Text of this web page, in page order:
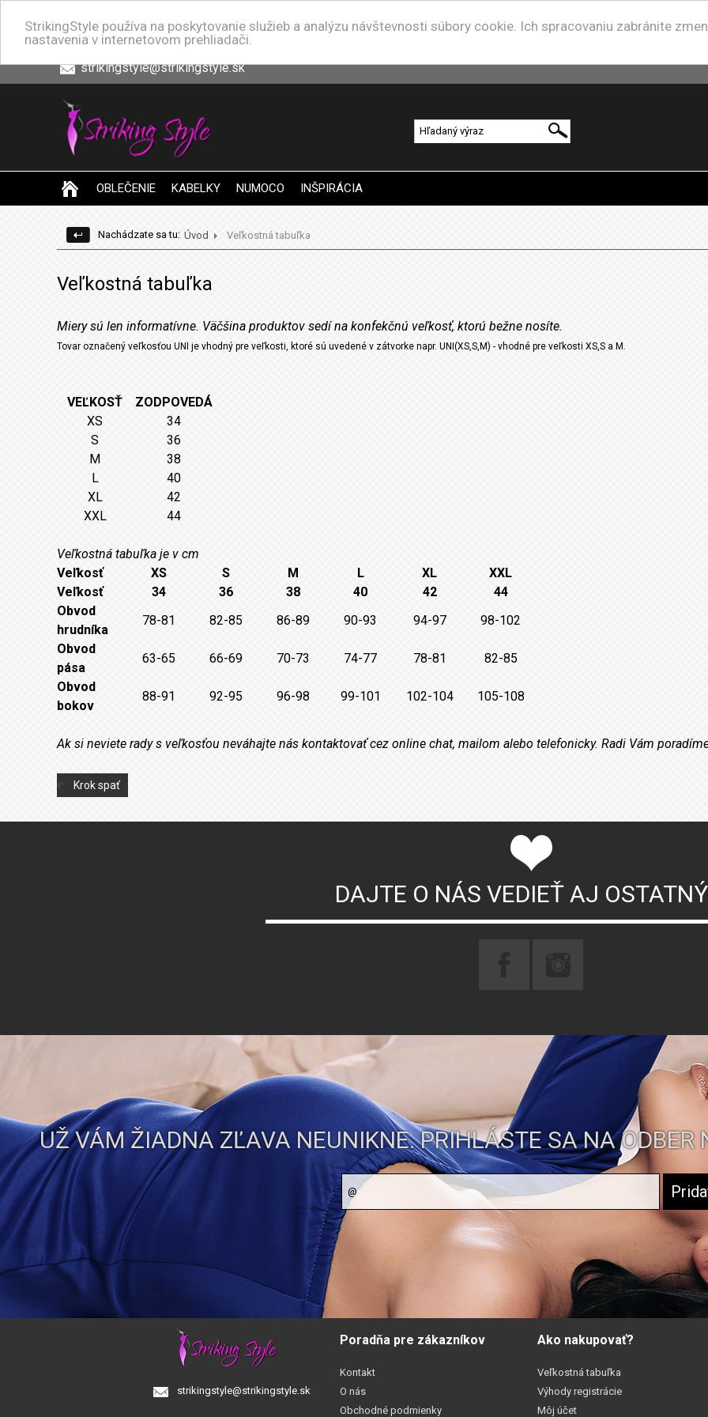
StrikingStyle používa na poskytovanie služieb a analýzu návštevnosti súbory cookie. Ich spracovaniu zabránite
nastavenia v internetovom prehliadači.
strikingstyle@strikingstyle.sk
OBLEČENIE KABELKY NUMOCO INŠPIRÁCIA
Nachádzate sa tu: Úvod Veľkostná tabuľka
Veľkostná tabuľka
Miery sú len informatívne. Väčšina produktov sedí na konfekčnú veľkosť, ktorú bežne nosíte.
Tovar označený veľkosťou UNI je vhodný pre veľkosti, ktoré sú uvedené v zátvorke napr. UNI(XS,S,M) - vhodné pre veľkosti XS,S a M.
VEĽKOSŤ
ZODPOVEDÁ
XS
34
S
36
M
38
L
40
XL
42
XXL
44
Veľkostná tabuľka je v cm
Veľkosť
XS S M L XL
XXL
Veľkosť
34 36 38 40 42
44
Obvod
hrudníka
78-81 82-85 86-89 90-93 94-97
98-102
Obvod
pása
63-65 66-69 70-73 74-77 78-81
82-85
Obvod
bokov
88-91 92-95 96-98 99-101 102-104 105-108
Ak si neviete rady s veľkosťou neváhajte nás kontaktovať cez online chat, mailom alebo telefonicky. Radi Vám
Krok spať
DAJTE O NÁS VEDIEŤ AJ
UŽ VÁM ŽIADNA ZĽAVA NEUNIKNE. PRIHLÁSTE SA NA ODBER
strikingstyle@strikingstyle.sk
Poradňa pre zákazníkov
Kontakt
O nás
Obchodné podmienky
Ako nakupovať?
Veľkostná tabuľka
Výhody registrácie
Môj účet